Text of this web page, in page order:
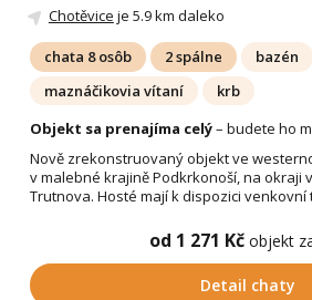
Chotěvice je 5.9 km daleko
chata 8 osôb 2 spálne
bazén
maznáčikovia vítaní
krb
Objekt sa prenajíma celý– budete ho
Nově zrekonstruovaný objekt ve
v malebné krajině Podkrkonoší, na okraji
Trutnova. Hosté mají k dispozici venkovní
od 1 271 Kč objekt
Detail chaty